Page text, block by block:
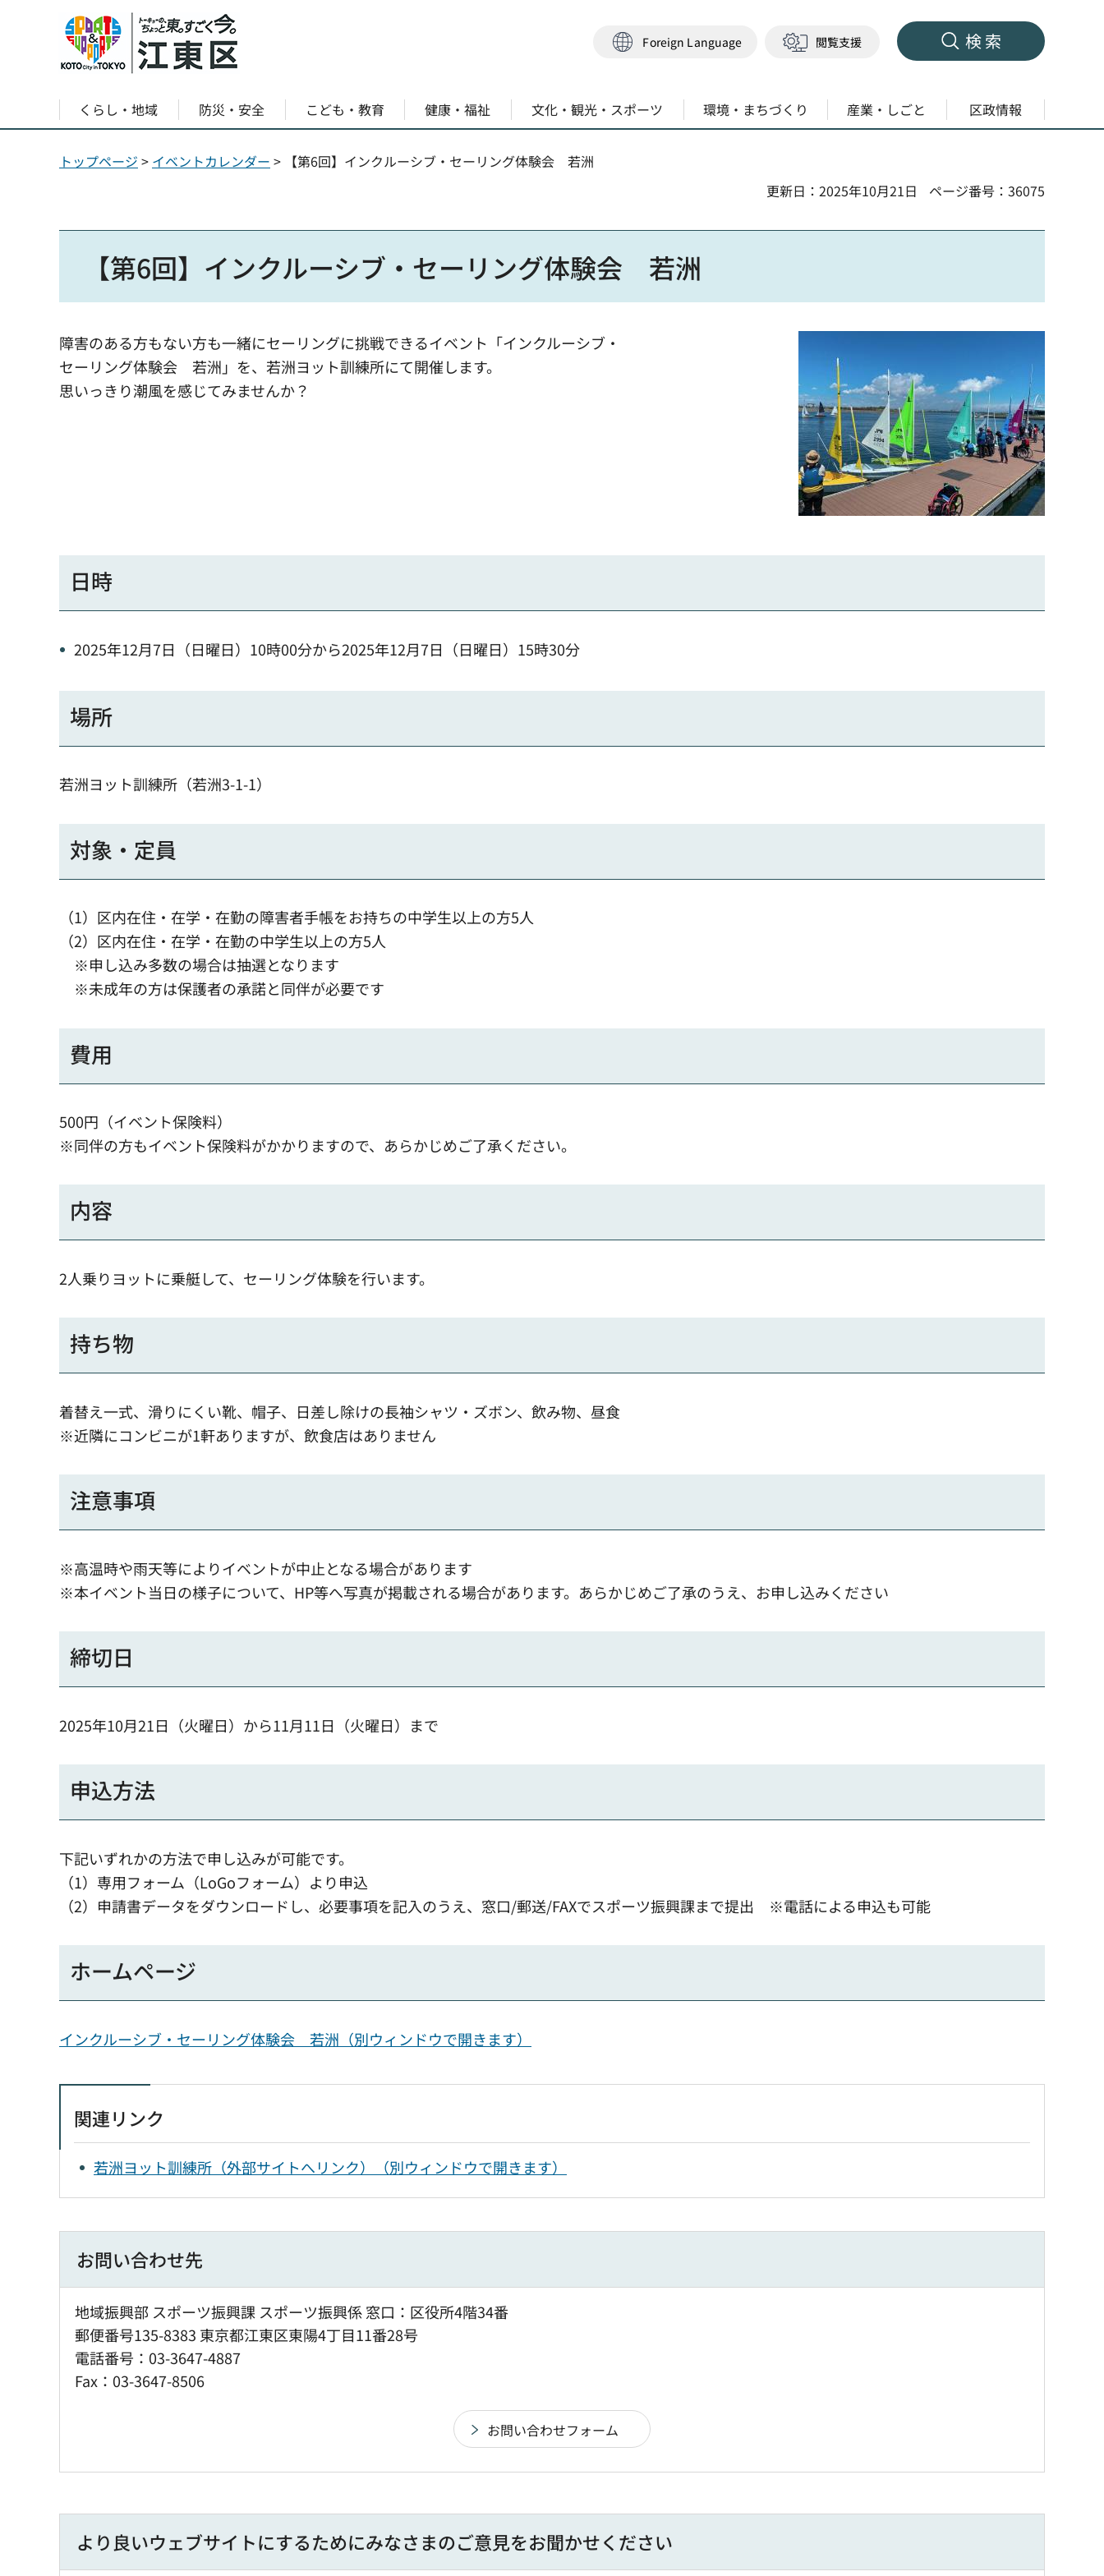
Foreign Language 閲覧支援 検索
くらし・地域 防災・安全 こども・教育 健康・福祉 文化・観光・スポーツ 環境・まちづくり 産業・しごと 区政情報
トップページ > イベントカレンダー > 【第6回】インクルーシブ・セーリング体験会 若洲
更新日：2025年10月21日
ページ番号：36075
【第6回】インクルーシブ・セーリング体験会 若洲
障害のある方もない方も一緒にセーリングに挑戦できるイベント「インクルーシブ・
セーリング体験会 若洲」を、若洲ヨット訓練所にて開催します。
思いっきり潮風を感じてみませんか？
日時
2025年12月7日（日曜日）10時00分から2025年12月7日（日曜日）15時30分
場所
若洲ヨット訓練所（若洲3-1-1）
対象・定員
（1）区内在住・在学・在勤の障害者手帳をお持ちの中学生以上の方5人
（2）区内在住・在学・在勤の中学生以上の方5人
※申し込み多数の場合は抽選となります
※未成年の方は保護者の承諾と同伴が必要です
費用
500円（イベント保険料）
※同伴の方もイベント保険料がかかりますので、あらかじめご了承ください。
内容
2人乗りヨットに乗艇して、セーリング体験を行います。
持ち物
着替え一式、滑りにくい靴、帽子、日差し除けの長袖シャツ・ズボン、飲み物、昼食
※近隣にコンビニが1軒ありますが、飲食店はありません
注意事項
※高温時や雨天等によりイベントが中止となる場合があります
※本イベント当日の様子について、HP等へ写真が掲載される場合があります。あらかじめご了承のうえ、お申し込みください
締切日
2025年10月21日（火曜日）から11月11日（火曜日）まで
申込方法
下記いずれかの方法で申し込みが可能です。
（1）専用フォーム（LoGoフォーム）より申込
（2）申請書データをダウンロードし、必要事項を記入のうえ、窓口/郵送/FAXでスポーツ振興課まで提出 ※電話による申込も可能
ホームページ
インクルーシブ・セーリング体験会 若洲（別ウィンドウで開きます）
関連リンク
若洲ヨット訓練所（外部サイトへリンク）（別ウィンドウで開きます）
お問い合わせ先
地域振興部 スポーツ振興課 スポーツ振興係 窓口：区役所4階34番
郵便番号135-8383 東京都江東区東陽4丁目11番28号
電話番号：03-3647-4887
Fax：03-3647-8506
より良いウェブサイトにするためにみなさまのご意見をお聞かせください